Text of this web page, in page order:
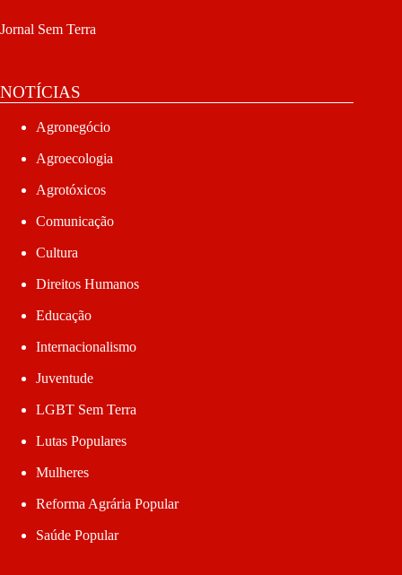
Jornal Sem Terra
NOTÍCIAS
Agronegócio
Agroecologia
Agrotóxicos
Comunicação
Cultura
Direitos Humanos
Educação
Internacionalismo
Juventude
LGBT Sem Terra
Lutas Populares
Mulheres
Reforma Agrária Popular
Saúde Popular